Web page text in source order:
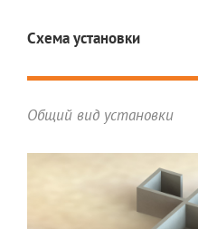
Схема установки
Общий вид установки